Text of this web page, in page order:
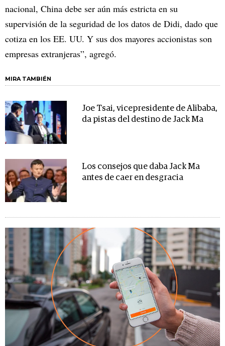
nacional, China debe ser aún más estricta en su
supervisión de la seguridad de los datos de Didi, dado que
cotiza en los EE. UU. Y sus dos mayores accionistas son
empresas extranjeras”, agregó.
MIRA TAMBIÉN
Joe Tsai, vicepresidente de Alibaba,
da pistas del destino de Jack Ma
Los consejos que daba Jack Ma
antes de caer en desgracia